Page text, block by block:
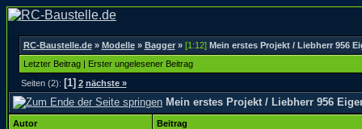
RC-Baustelle.de» Modelle» Bagger» [1:12] Mein erstes Projekt / Liebherr 956
Letzter Beitrag| Erster ungelesener Beitrag
Seiten (2): [1] 2 nächste »
Mein erstes Projekt / Liebherr 956
Autor
Beitrag